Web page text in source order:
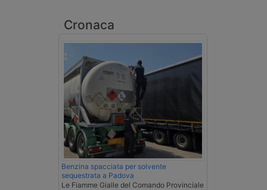
Cronaca
Benzina spacciata per solvente
sequestrata a Padova
Le Fiamme Gialle del Comando Provinciale